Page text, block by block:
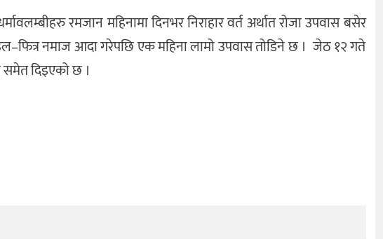
रमजान महिनामा दिनभर निराहार वर्त अर्थात रोजा उपवास बसेर
नमाज आदा गरेपछि एक महिना लामो उपवास तोडिने छ । जेठ १२ गते
समेत दिइएको छ ।